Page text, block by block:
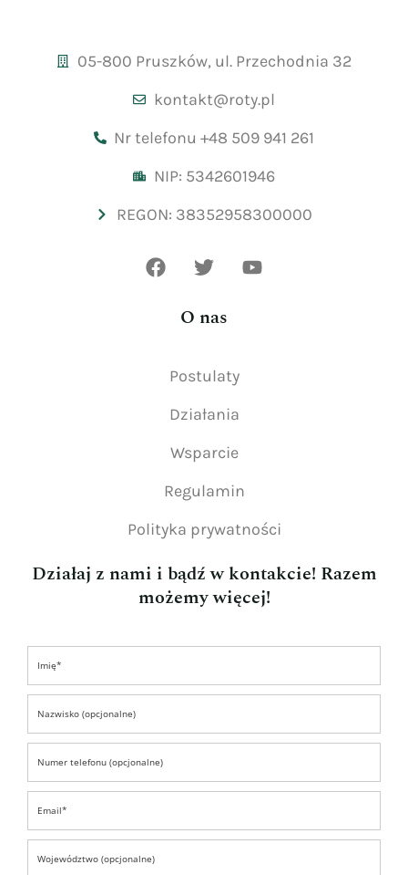
05-800 Pruszków, ul. Przechodnia 32
kontakt@roty.pl
Nr telefonu +48 509 941 261
NIP: 5342601946
REGON: 38352958300000
O nas
Postulaty
Działania
Wsparcie
Regulamin
Polityka prywatności
Działaj z nami i bądź w kontakcie! Razem
możemy więcej!